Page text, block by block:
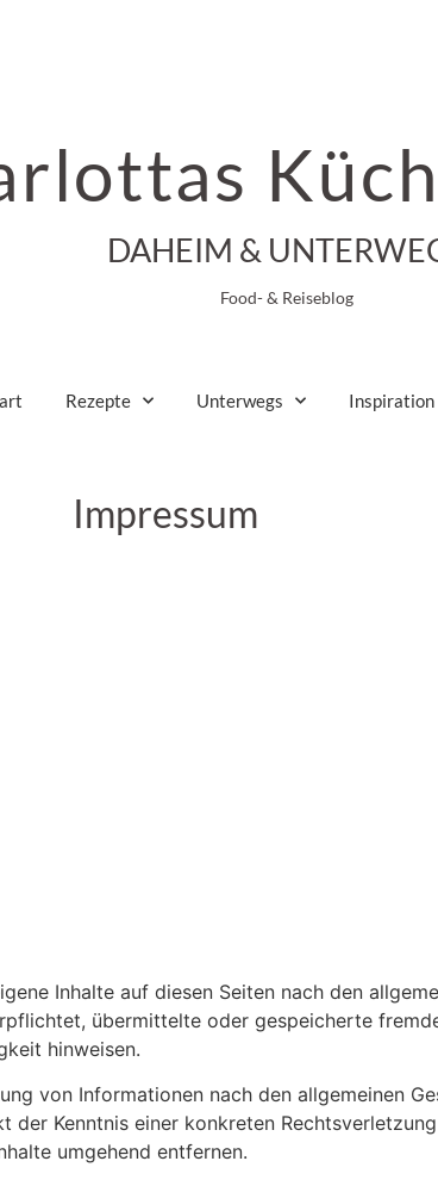
DAHEIM &
Food- & Reiseblog
Rezepte Unterwegs Inspiration
Impressum
Inhalte auf diesen Seiten nach den
übermittelte oder gespeicherte
hinweisen.
von Informationen nach den allgemeinen
Kenntnis einer konkreten
umgehend entfernen.